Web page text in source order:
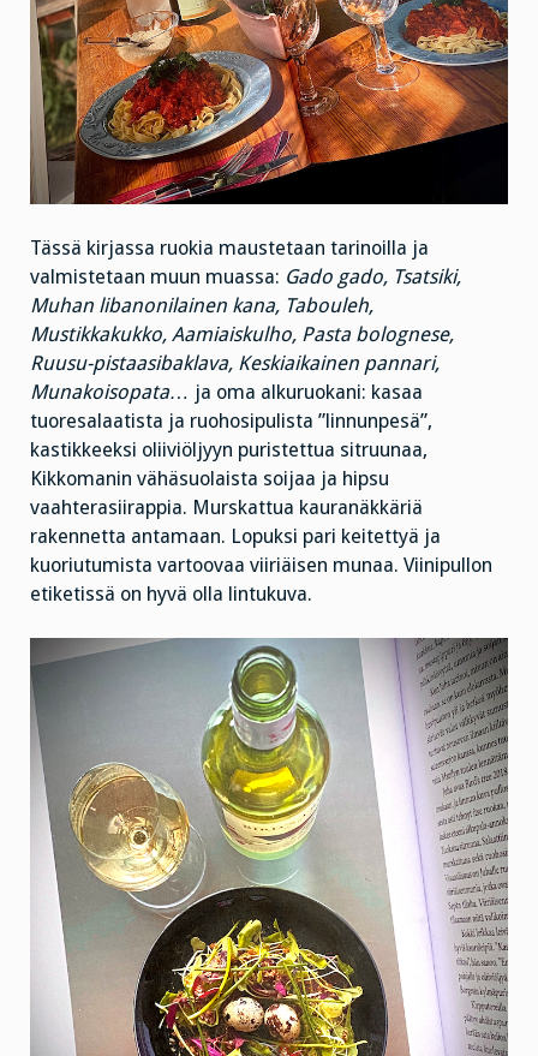
Tässä kirjassa ruokia maustetaan tarinoilla ja
valmistetaan muun muassa: Gado gado, Tsatsiki,
Muhan libanonilainen kana, Tabouleh,
Mustikkakukko, Aamiaiskulho, Pasta bolognese,
Ruusu-pistaasibaklava, Keskiaikainen pannari,
Munakoisopata… ja oma alkuruokani: kasaa
tuoresalaatista ja ruohosipulista ”linnunpesä”,
kastikkeeksi oliiviöljyyn puristettua sitruunaa,
Kikkomanin vähäsuolaista soijaa ja hipsu
vaahterasiirappia. Murskattua kauranäkkäriä
rakennetta antamaan. Lopuksi pari keitettyä ja
kuoriutumista vartoovaa viiriäisen munaa. Viinipullon
etiketissä on hyvä olla lintukuva.